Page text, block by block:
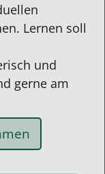
Lernen soll
und
gerne am